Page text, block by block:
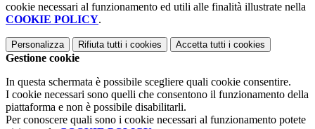
cookie necessari al funzionamento ed utili alle finalità illustrate nella
COOKIE POLICY.
Personalizza Rifiuta tutti i cookies Accetta tutti i cookies
Gestione cookie
In questa schermata è possibile scegliere quali cookie consentire.
I cookie necessari sono quelli che consentono il funzionamento della
piattaforma e non è possibile disabilitarli.
Per conoscere quali sono i cookie necessari al funzionamento potete